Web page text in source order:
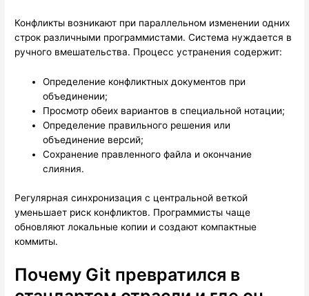
Конфликты возникают при параллельном изменении одних
строк различными программистами. Система нуждается в
ручного вмешательства. Процесс устранения содержит:
Определение конфликтных документов при
объединении;
Просмотр обеих вариантов в специальной нотации;
Определение правильного решения или
объединение версий;
Сохранение правленного файла и окончание
слияния.
Регулярная синхронизация с центральной веткой
уменьшает риск конфликтов. Программисты чаще
обновляют локальные копии и создают компактные
коммиты.
Почему Git превратился в